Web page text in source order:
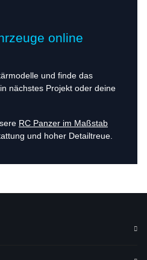
online
und finde das
nächstes Projekt oder deine
RC Panzer im Maßstab
und hoher Detailtreue.